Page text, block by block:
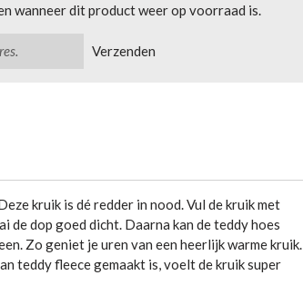
wanneer dit product weer op voorraad is.
Verzenden
kruik is dé redder in nood. Vul de kruik met
de dop goed dicht. Daarna kan de teddy hoes
Zo geniet je uren van een heerlijk warme kruik.
teddy fleece gemaakt is, voelt de kruik super